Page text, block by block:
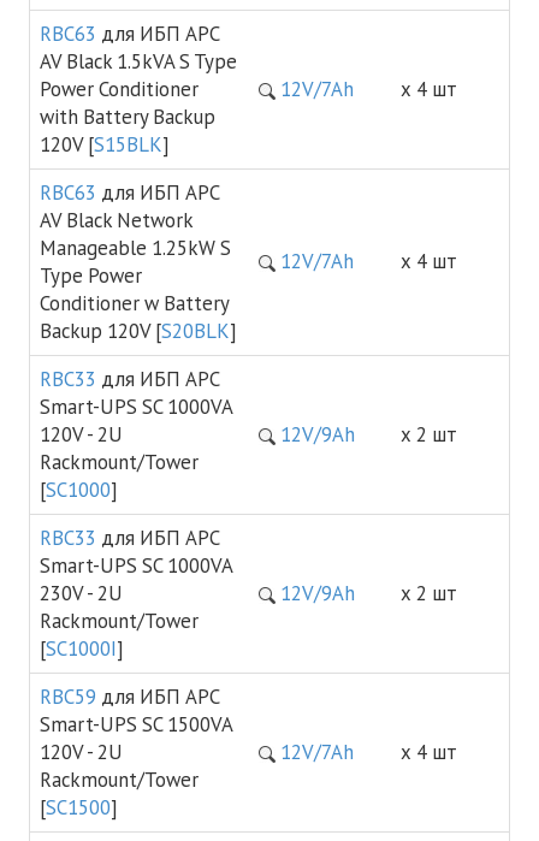
RBC63 для ИБП APC
AV Black 1.5kVA S Type
Power Conditioner
with Battery Backup
120V [S15BLK]
12V/7Ah х 4 шт
RBC63 для ИБП APC
AV Black Network
Manageable 1.25kW S
Type Power
Conditioner w Battery
Backup 120V [S20BLK]
12V/7Ah х 4 шт
RBC33 для ИБП APC
Smart-UPS SC 1000VA
120V - 2U
Rackmount/Tower
[SC1000]
12V/9Ah х 2 шт
RBC33 для ИБП APC
Smart-UPS SC 1000VA
230V - 2U
Rackmount/Tower
[SC1000I]
12V/9Ah х 2 шт
RBC59 для ИБП APC
Smart-UPS SC 1500VA
120V - 2U
Rackmount/Tower
[SC1500]
12V/7Ah х 4 шт